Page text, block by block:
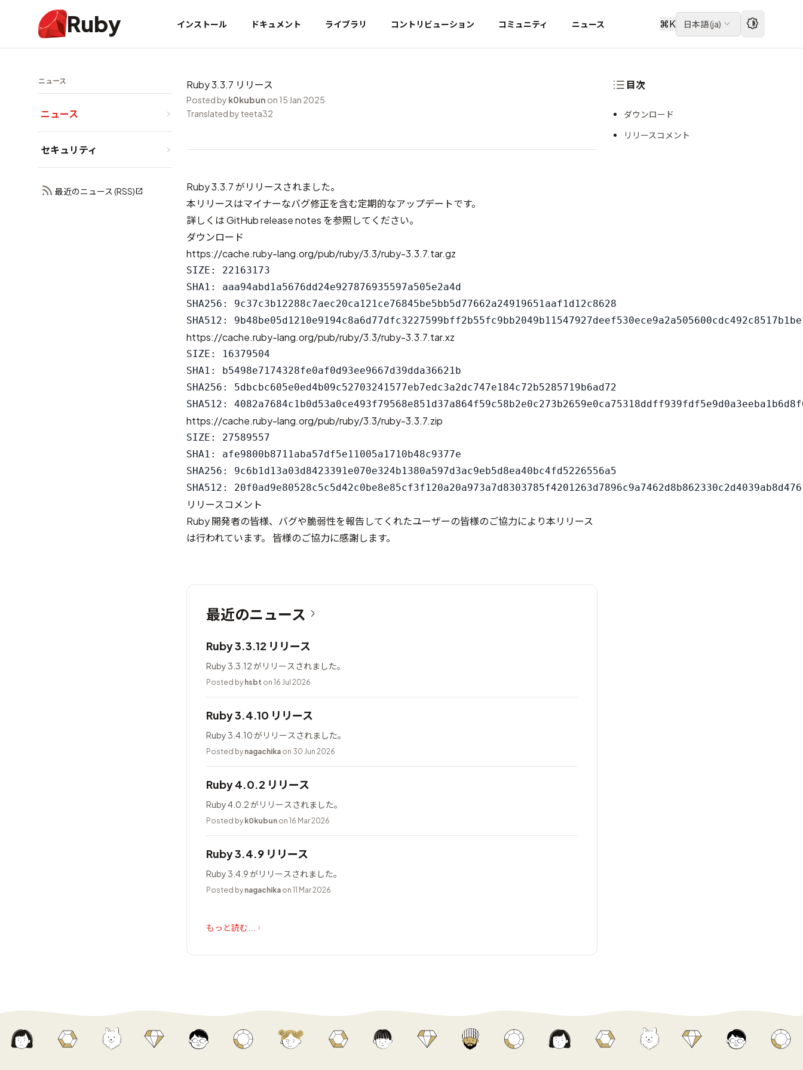
Ruby インストール ドキュメント ライブラリ コントリビューション コミュニティ ニュース ⌘K 日本語(ja)
ニュース
ニュース
セキュリティ
最近のニュース (RSS)
Ruby 3.3.7 リリース
Posted by k0kubun on 15 Jan 2025
Translated by teeta32
Ruby 3.3.7 がリリースされました。
本リリースはマイナーなバグ修正を含む定期的なアップデートです。
詳しくはGitHub release notes を参照してください。
ダウンロード
https://cache.ruby-lang.org/pub/ruby/3.3/ruby-3.3.7.tar.gz
SIZE: 22163173
SHA1: aaa94abd1a5676dd24e927876935597a505e2a4d
SHA256: 9c37c3b12288c7aec20ca121ce76845be5bb5d77662a24919651aaf1d12c8628
https://cache.ruby-lang.org/pub/ruby/3.3/ruby-3.3.7.tar.xz
SIZE: 16379504
SHA1: b5498e7174328fe0af0d93ee9667d39dda36621b
SHA256: 5dbcbc605e0ed4b09c52703241577eb7edc3a2dc747e184c72b5285719b6ad72
https://cache.ruby-lang.org/pub/ruby/3.3/ruby-3.3.7.zip
SIZE: 27589557
SHA1: afe9800b8711aba57df5e11005a1710b48c9377e
SHA256: 9c6b1d13a03d8423391e070e324b1380a597d3ac9eb5d8ea40bc4fd5226556a5
リリースコメント
Ruby 開発者の皆様、バグや脆弱性を報告してくれたユーザーの皆様のご協力により本リリース
は行われています。 皆様のご協力に感謝します。
最近のニュース
Ruby 3.3.12 リリース
Ruby 3.3.12 がリリースされました。
Posted by hsbt on 16 Jul 2026
Ruby 3.4.10 リリース
Ruby 3.4.10 がリリースされました。
Posted by nagachika on 30 Jun 2026
Ruby 4.0.2 リリース
Ruby 4.0.2 がリリースされました。
Posted by k0kubun on 16 Mar 2026
Ruby 3.4.9 リリース
Ruby 3.4.9 がリリースされました。
Posted by nagachika on 11 Mar 2026
もっと読む...
目次
ダウンロード
リリースコメント